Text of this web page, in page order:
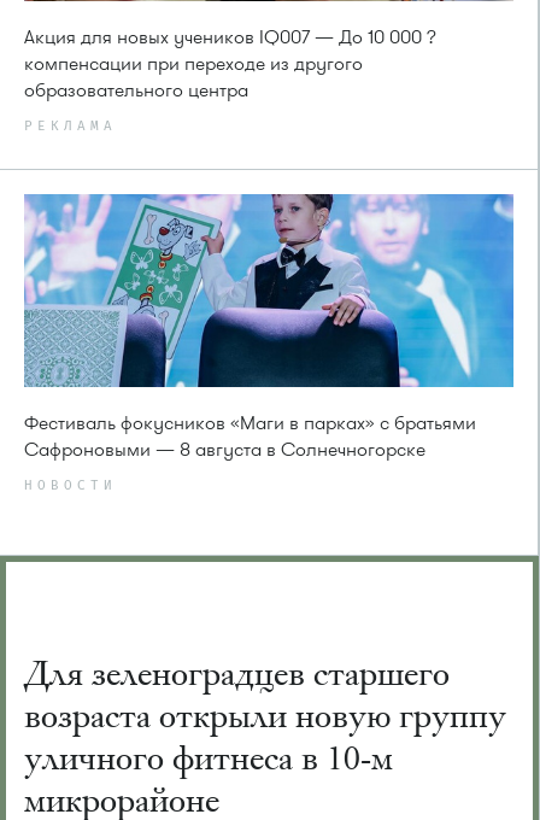
Акция для новых учеников IQ007 — До 10 000 ?
компенсации при переходе из другого
образовательного центра
РЕКЛАМА
Фестиваль фокусников «Маги в парках» с братьями
Сафроновыми — 8 августа в Солнечногорске
НОВОСТИ
Для зеленоградцев старшего
возраста открыли новую группу
уличного фитнеса в 10-м
микрорайоне